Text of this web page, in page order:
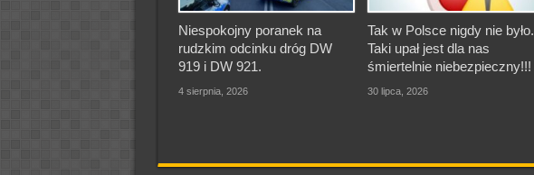
Niespokojny poranek na
rudzkim odcinku dróg DW
919 i DW 921.
4 sierpnia, 2026
Tak w Polsce nigdy nie było.
Taki upał jest dla nas
śmiertelnie niebezpieczny!!!
30 lipca, 2026